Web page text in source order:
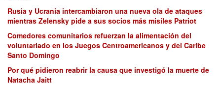
Rusia y Ucrania intercambiaron una nueva ola de ataques
mientras Zelensky pide a sus socios más misiles Patriot
Comedores comunitarios refuerzan la alimentación del
voluntariado en los Juegos Centroamericanos y del Caribe
Santo Domingo
Por qué pidieron reabrir la causa que investigó la muerte de
Natacha Jaitt